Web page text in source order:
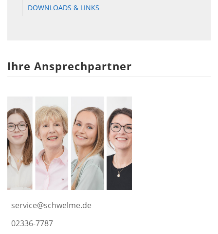
DOWNLOADS & LINKS
Ihre Ansprechpartner
service@schwelme.de
02336-7787